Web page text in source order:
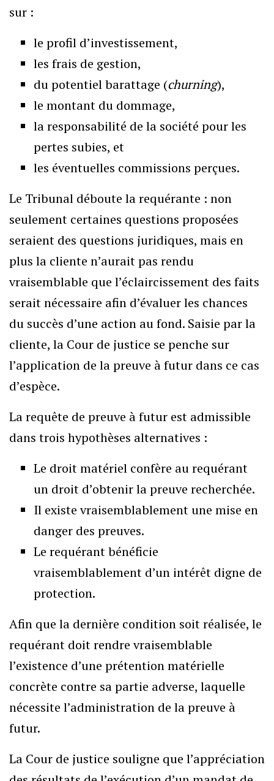
sur :
le profil d’investissement,
les frais de gestion,
du potentiel barattage (churning),
le montant du dommage,
la responsabilité de la société pour les
pertes subies, et
les éventuelles commissions perçues.
Le Tribunal déboute la requérante : non
seulement certaines questions proposées
seraient des questions juridiques, mais en
plus la cliente n’aurait pas rendu
vraisemblable que l’éclaircissement des faits
serait nécessaire afin d’évaluer les chances
du succès d’une action au fond. Saisie par la
cliente, la Cour de justice se penche sur
l’application de la preuve à futur dans ce cas
d’espèce.
La requête de preuve à futur est admissible
dans trois hypothèses alternatives :
Le droit matériel confère au requérant
un droit d’obtenir la preuve recherchée.
Il existe vraisemblablement une mise en
danger des preuves.
Le requérant bénéficie
vraisemblablement d’un intérêt digne de
protection.
Afin que la dernière condition soit réalisée, le
requérant doit rendre vraisemblable
l’existence d’une prétention matérielle
concrète contre sa partie adverse, laquelle
nécessite l’administration de la preuve à
futur.
La Cour de justice souligne que l’appréciation